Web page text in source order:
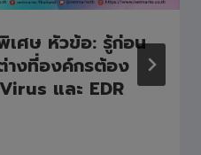
ศษ หัวข้อ: รู้ก่อน
างที่องค์กรต้อง
และ EDR